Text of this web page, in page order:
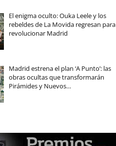
El enigma oculto: Ouka Leele y los
rebeldes de La Movida regresan para
revolucionar Madrid
Madrid estrena el plan ‘A Punto’: las
obras ocultas que transformarán
Pirámides y Nuevos…